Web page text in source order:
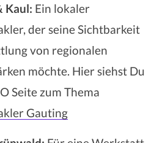
Kaul: Ein lokaler
der seine Sichtbarkeit
von regionalen
möchte. Hier siehst Du
Seite zum Thema
Gauting